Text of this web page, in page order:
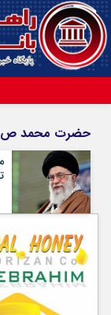
آپارات
حضرت محمد ص